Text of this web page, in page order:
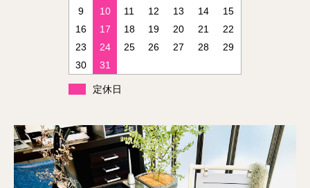
9
10 11 12 13 14
15
16
17 18 19 20 21
22
23
24 25 26 27 28
29
30
31
定休日